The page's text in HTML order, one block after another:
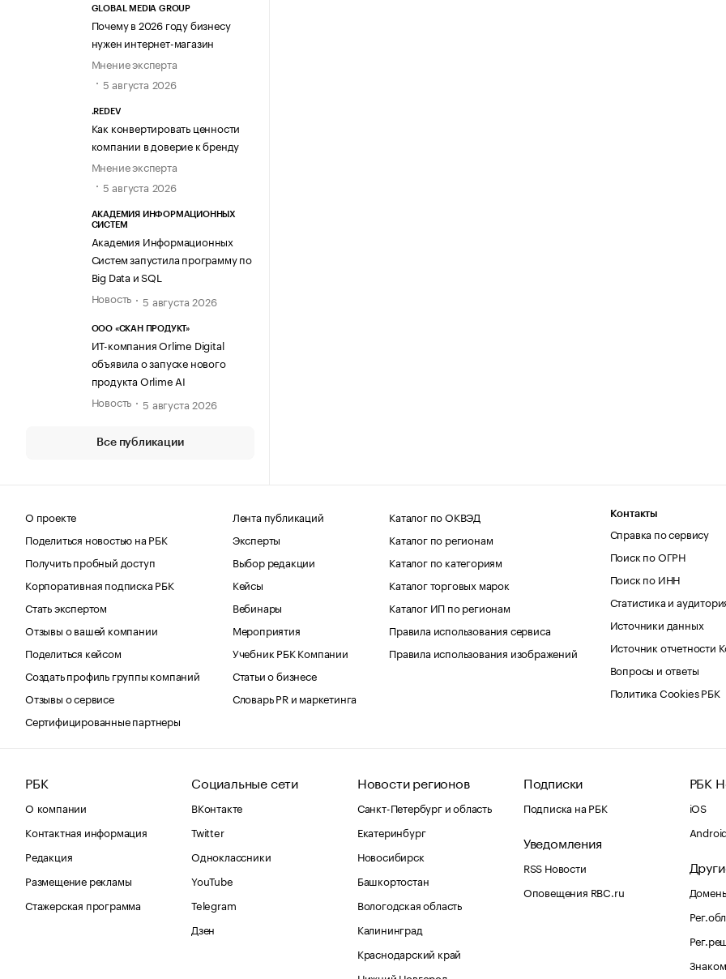
GLOBAL MEDIA GROUP
Почему в 2026 году бизнесу
нужен интернет-магазин
Мнение эксперта
5 августа 2026
.REDEV
Как конвертировать ценности
компании в доверие к бренду
Мнение эксперта
5 августа 2026
АКАДЕМИЯ ИНФОРМАЦИОННЫХ
СИСТЕМ
Академия Информационных
Систем запустила программу по
Big Data и SQL
Новость
5 августа 2026
ООО «СКАН ПРОДУКТ»
ИТ-компания Orlime Digital
объявила о запуске нового
продукта Orlime AI
Новость
5 августа 2026
Все публикации
О проекте
Поделиться новостью на РБК
Получить пробный доступ
Корпоративная подписка РБК
Стать экспертом
Отзывы о вашей компании
Поделиться кейсом
Создать профиль группы компаний
Отзывы о сервисе
Сертифицированные партнеры
Лента публикаций
Эксперты
Выбор редакции
Кейсы
Вебинары
Мероприятия
Учебник РБК Компании
Статьи о бизнесе
Словарь PR и маркетинга
Каталог по ОКВЭД
Каталог по регионам
Каталог по категориям
Каталог торговых марок
Каталог ИП по регионам
Правила использования сервиса
Правила использования изображений
Контакты
Справка по сервису
Поиск по ОГРН
Поиск по ИНН
Статистика и
Источники данных
Источник отчетности
Вопросы и ответы
Политика Cookies РБК
РБК
О компании
Контактная информация
Редакция
Размещение рекламы
Стажерская программа
Социальные сети
ВКонтакте
Twitter
Одноклассники
YouTube
Telegram
Дзен
Новости регионов
Санкт-Петербург и область
Екатеринбург
Новосибирск
Башкортостан
Вологодская область
Калининград
Краснодарский край
Подписки
Подписка на РБК
Уведомления
RSS Новости
Оповещения RBC.ru
РБК
iOS